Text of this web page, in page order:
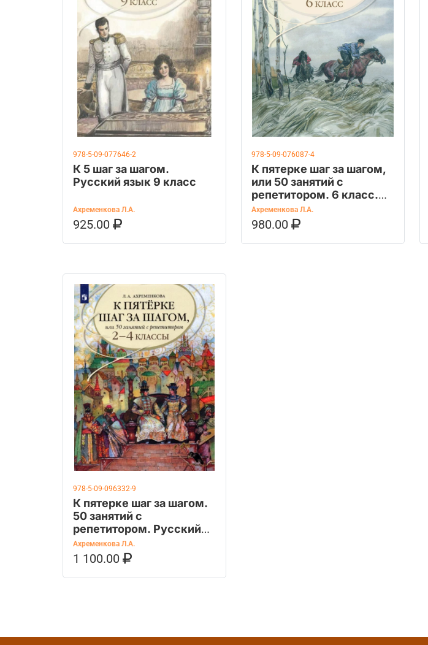
978-5-09-077646-2
К 5 шаг за шагом.
Русский язык 9 класс
Ахременкова Л.А.
925.00
В КОРЗИНУ
978-5-09-076087-4
К пятерке шаг за шагом,
или 50 занятий с
репетитором. 6 класс.
Учебное пособие
Ахременкова Л.А.
980.00
В КОРЗИНУ
978-5-09-096332-9
К пятерке шаг за шагом.
50 занятий с
репетитором. Русский
язык. 2-4 класс.
Ахременкова Л.А.
1 100.00
В КОРЗИНУ